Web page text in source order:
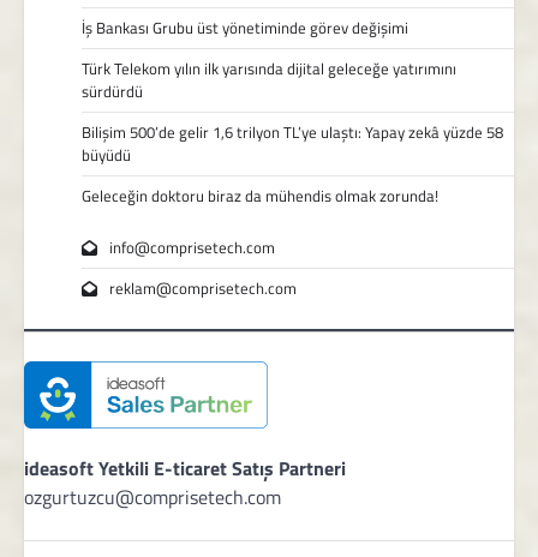
İş Bankası Grubu üst yönetiminde görev değişimi
Türk Telekom yılın ilk yarısında dijital geleceğe yatırımını
sürdürdü
Bilişim 500’de gelir 1,6 trilyon TL’ye ulaştı: Yapay zekâ yüzde 58
büyüdü
Geleceğin doktoru biraz da mühendis olmak zorunda!
info@comprisetech.com
reklam@comprisetech.com
ideasoft Yetkili E-ticaret Satış Partneri
ozgurtuzcu@comprisetech.com